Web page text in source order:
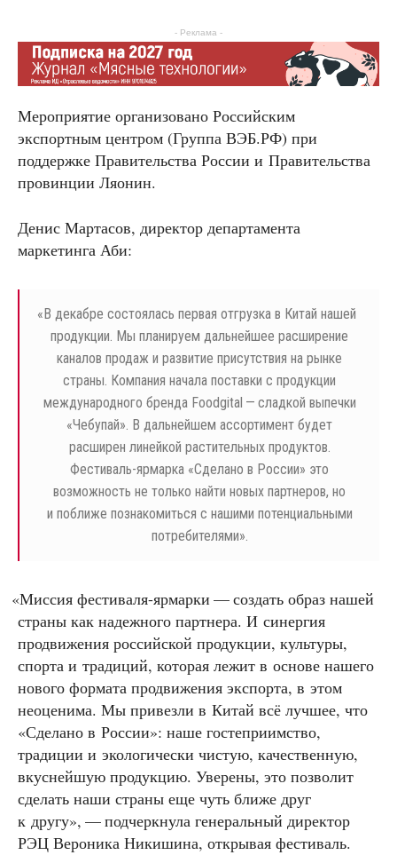
- Реклама -
Мероприятие организовано Российским
экспортным центром (Группа ВЭБ.РФ) при
поддержке Правительства России и Правительства
провинции Ляонин.
Денис Мартасов, директор департамента
маркетинга Аби:
« В декабре состоялась первая отгрузка в Китай нашей
продукции. Мы планируем дальнейшее расширение
каналов продаж и развитие присутствия на рынке
страны. Компания начала поставки с продукции
международного бренда Foodgital — сладкой выпечки
«Чебупай». В дальнейшем ассортимент будет
расширен линейкой растительных продуктов.
Фестиваль-ярмарка «Сделано в России» это
возможность не только найти новых партнеров, но
и поближе познакомиться с нашими потенциальными
потребителями».
«Миссия фестиваля-ярмарки — создать образ нашей
страны как надежного партнера. И синергия
продвижения российской продукции, культуры,
спорта и традиций, которая лежит в основе нашего
нового формата продвижения экспорта, в этом
неоценима. Мы привезли в Китай всё лучшее, что
«Сделано в России»: наше гостеприимство,
традиции и экологически чистую, качественную,
вкуснейшую продукцию. Уверены, это позволит
сделать наши страны еще чуть ближе друг
к другу», — подчеркнула генеральный директор
РЭЦ Вероника Никишина, открывая фестиваль.